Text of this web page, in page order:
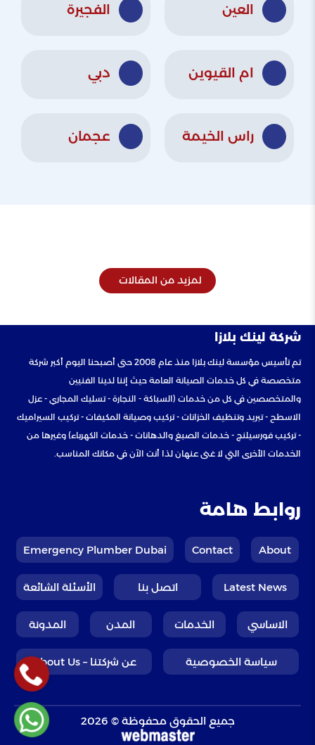
العين الفجيرة
ام القيوين دبي
راس الخيمة عجمان
لمزيد من المقالات
شركة لينك بلازا
تم تأسيس مؤسسة لينك بلازا منذ عام 2008 حتى أصبحنا اليوم أكبر شركة
متخصصة في كل خدمات الصيانة العامة حيث إننا لدينا الفنيين
والمتخصصين في كل من خدمات (السباكة - النجارة - تسليك المجاري - عزل
الاسطح - تبريد وتنظيف الخزانات - تركيب وصيانة المكيفات - تركيب السيراميك
- تركيب فورسيلنج - خدمات الصبغ والدهانات - خدمات الكهرباء) وغيرها من
الخدمات الأخرى التي لا غنى عنهان لذا أنت الآن في مكانك المناسب.
روابط هامة
About
Contact
Emergency Plumber Dubai
Latest News اتصل بنا الأسئلة الشائعة
الاساسي الخدمات المدن المدونة
سياسة الخصوصية عن شركتنا – About Us
جميع الحقوق محفوظة © 2026